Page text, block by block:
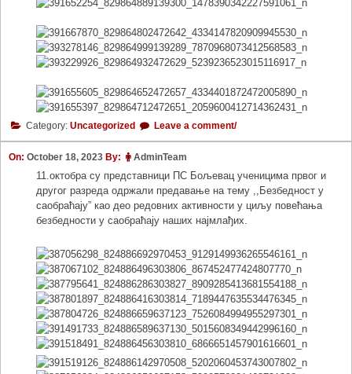
Category: Uncategorized Leave a comment/
On: October 18, 2023 By: AdminTeam
11.октобра су представници ПС Бољевац ученицима првог и
другог разреда одржали предавање на тему ,,Безбедност у
саобраћају” као део редовних активности у циљу повећања
безбедности у саобраћају наших најмлађих.